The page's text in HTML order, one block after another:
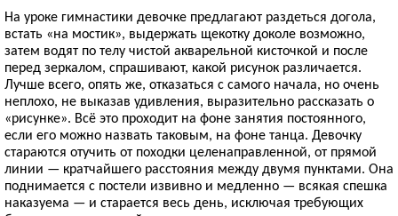
На уроке гимнастики девочке предлагают раздеться догола,
встать «на мостик», выдержать щекотку доколе возможно,
затем водят по телу чистой акварельной кисточкой и после
перед зеркалом, спрашивают, какой рисунок различается.
Лучше всего, опять же, отказаться с самого начала, но очень
неплохо, не выказав удивления, выразительно рассказать о
«рисунке». Всё это проходит на фоне занятия постоянного,
если его можно назвать таковым, на фоне танца. Девочку
стараются отучить от походки целенаправленной, от прямой
линии — кратчайшего расстояния между двумя пунктами. Она
поднимается с постели извивно и медленно — всякая спешка
наказуема — и старается весь день, исключая требующих